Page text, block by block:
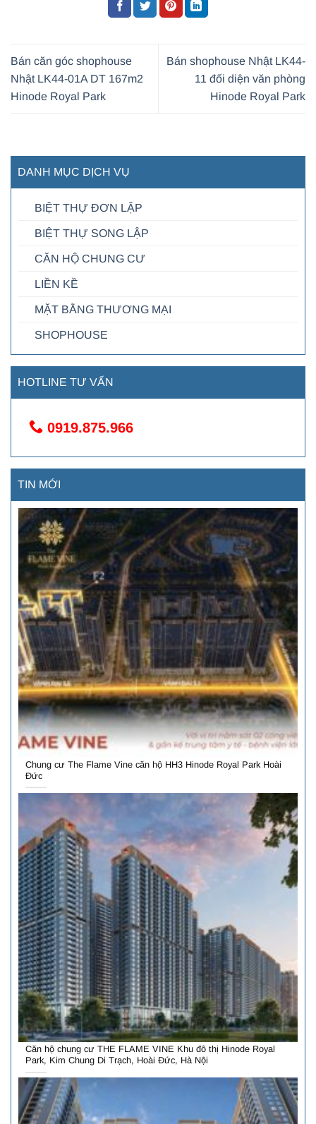
Bán căn góc shophouse
Nhật LK44-01A DT 167m2
Hinode Royal Park
Bán shophouse Nhật LK44-
11 đối diện văn phòng
Hinode Royal Park
DANH MỤC DỊCH VỤ
BIỆT THỰ ĐƠN LẬP
BIỆT THỰ SONG LẬP
CĂN HỘ CHUNG CƯ
LIỀN KỀ
MẶT BẰNG THƯƠNG MẠI
SHOPHOUSE
HOTLINE TƯ VẤN
0919.875.966
TIN MỚI
Chung cư The Flame Vine căn hộ HH3 Hinode Royal Park Hoài
Đức
Căn hộ chung cư THE FLAME VINE Khu đô thị Hinode Royal
Park, Kim Chung Di Trạch, Hoài Đức, Hà Nội